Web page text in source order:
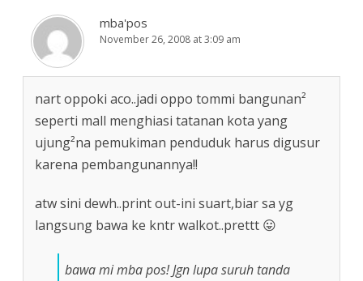
mba'pos
November 26, 2008 at 3:09 am
nart oppoki aco..jadi oppo tommi bangunan²
seperti mall menghiasi tatanan kota yang
ujung²na pemukiman penduduk harus digusur
karena pembangunannya!!
atw sini dewh..print out-ini suart,biar sa yg
langsung bawa ke kntr walkot..prettt 😛
bawa mi mba pos! Jgn lupa suruh tanda